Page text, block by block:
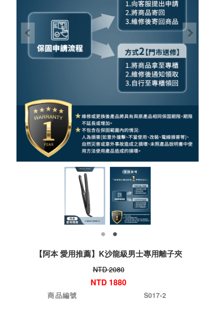
【阿本 愛用推薦】K沙龍級男士專用離子夾
NTD 2080
NTD 1880
商品編號 S017-2